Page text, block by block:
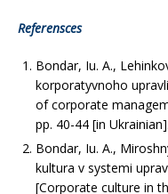
Referensces
Bondar, Іu. A.,
korporatyvnoho
of corporate
рр. 40-44 [in Ukrainian].
Bondar, Iu. A.,
kultura v systemi
[Corporate culture in